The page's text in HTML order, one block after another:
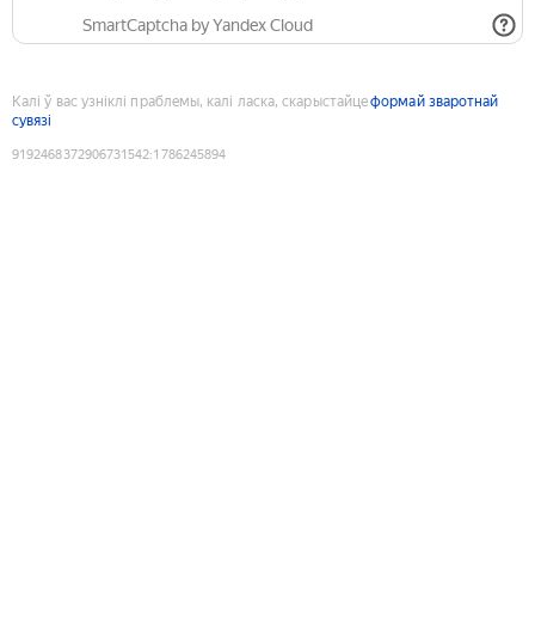
SmartCaptcha by Yandex Cloud
Калі ў вас узніклі праблемы, калі ласка, скарыстайцеформай зваротнай
сувязі
9192468372906731542:1786245894